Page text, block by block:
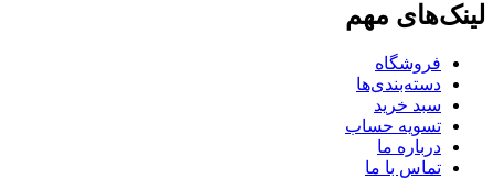
لینک‌های مهم
فروشگاه
دسته‌بندی‌ها
سبد خرید
تسویه حساب
درباره ما
تماس با ما